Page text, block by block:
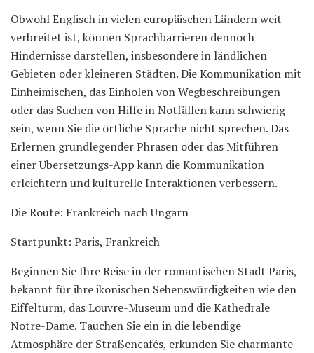
Obwohl Englisch in vielen europäischen Ländern weit
verbreitet ist, können Sprachbarrieren dennoch
Hindernisse darstellen, insbesondere in ländlichen
Gebieten oder kleineren Städten. Die Kommunikation mit
Einheimischen, das Einholen von Wegbeschreibungen
oder das Suchen von Hilfe in Notfällen kann schwierig
sein, wenn Sie die örtliche Sprache nicht sprechen. Das
Erlernen grundlegender Phrasen oder das Mitführen
einer Übersetzungs-App kann die Kommunikation
erleichtern und kulturelle Interaktionen verbessern.
Die Route: Frankreich nach Ungarn
Startpunkt: Paris, Frankreich
Beginnen Sie Ihre Reise in der romantischen Stadt Paris,
bekannt für ihre ikonischen Sehenswürdigkeiten wie den
Eiffelturm, das Louvre-Museum und die Kathedrale
Notre-Dame. Tauchen Sie ein in die lebendige
Atmosphäre der Straßencafés, erkunden Sie charmante